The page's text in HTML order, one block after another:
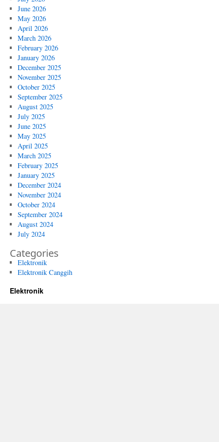
June 2026
May 2026
April 2026
March 2026
February 2026
January 2026
December 2025
November 2025
October 2025
September 2025
August 2025
July 2025
June 2025
May 2025
April 2025
March 2025
February 2025
January 2025
December 2024
November 2024
October 2024
September 2024
August 2024
July 2024
Categories
Elektronik
Elektronik Canggih
Elektronik